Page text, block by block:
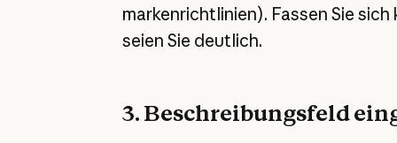
markenrichtlinien). Fassen Sie sich
seien Sie deutlich.
3. Beschreibungsfeld